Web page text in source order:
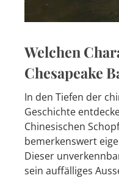
Welchen
Chesapeake
In den Tiefen der
Geschichte
Chinesischen
bemerkenswert
Dieser
sein auffälliges